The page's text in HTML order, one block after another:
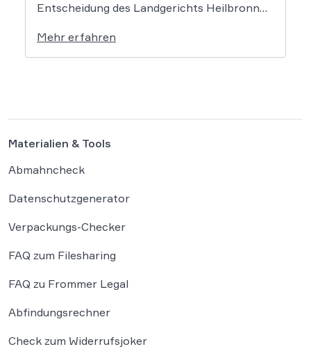
Entscheidung des Landgerichts Heilbronn
wenn er Produkte als „Aktion“ mit massiven
Rabatten bewirbt, die Preise in Wahrheit
Mehr erfahren
Materialien & Tools
Abmahncheck
Datenschutzgenerator
Verpackungs-Checker
FAQ zum Filesharing
FAQ zu Frommer Legal
Abfindungsrechner
Check zum Widerrufsjoker